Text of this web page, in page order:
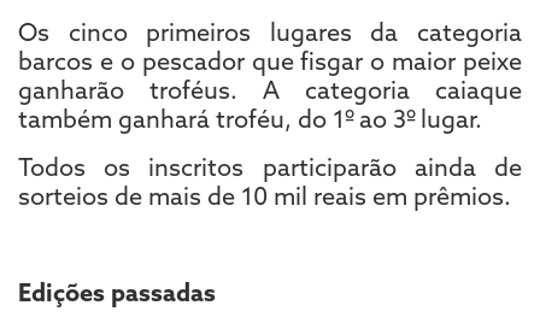
Os cinco primeiros lugares da categoria
barcos e o pescador que fisgar o maior peixe
ganharão troféus. A categoria caiaque
também ganhará troféu, do 1º ao 3º lugar.
Todos os inscritos participarão ainda de
sorteios de mais de 10 mil reais em prêmios.
Edições passadas